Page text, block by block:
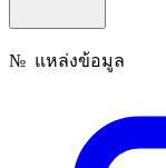
№ แหล่งข้อมูล